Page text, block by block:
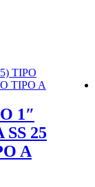
1″
SS 25
A